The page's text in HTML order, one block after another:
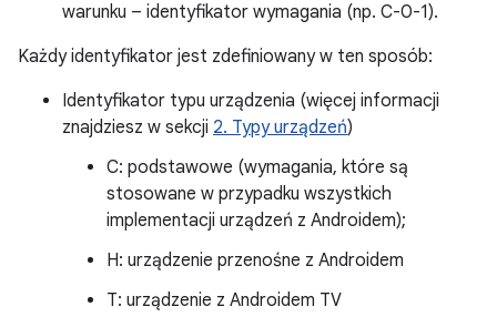
warunku – identyfikator wymagania (np. C-0-1).
Każdy identyfikator jest zdefiniowany w ten sposób:
Identyfikator typu urządzenia (więcej informacji
znajdziesz w sekcji 2. Typy urządzeń)
C: podstawowe (wymagania, które są
stosowane w przypadku wszystkich
implementacji urządzeń z Androidem);
H: urządzenie przenośne z Androidem
T: urządzenie z Androidem TV